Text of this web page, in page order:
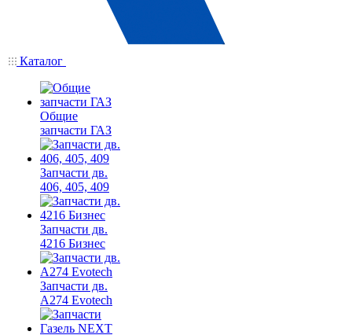
Каталог
Общие
запчасти ГАЗ
Запчасти дв.
406, 405, 409
Запчасти дв.
4216 Бизнес
Запчасти дв.
A274 Evotech